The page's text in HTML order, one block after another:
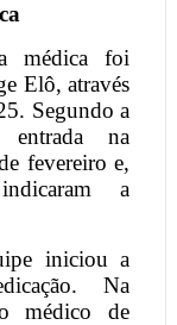
médica foi
Elô, através
Segundo a
na
fevereiro e,
a
iniciou a
Na
médico de